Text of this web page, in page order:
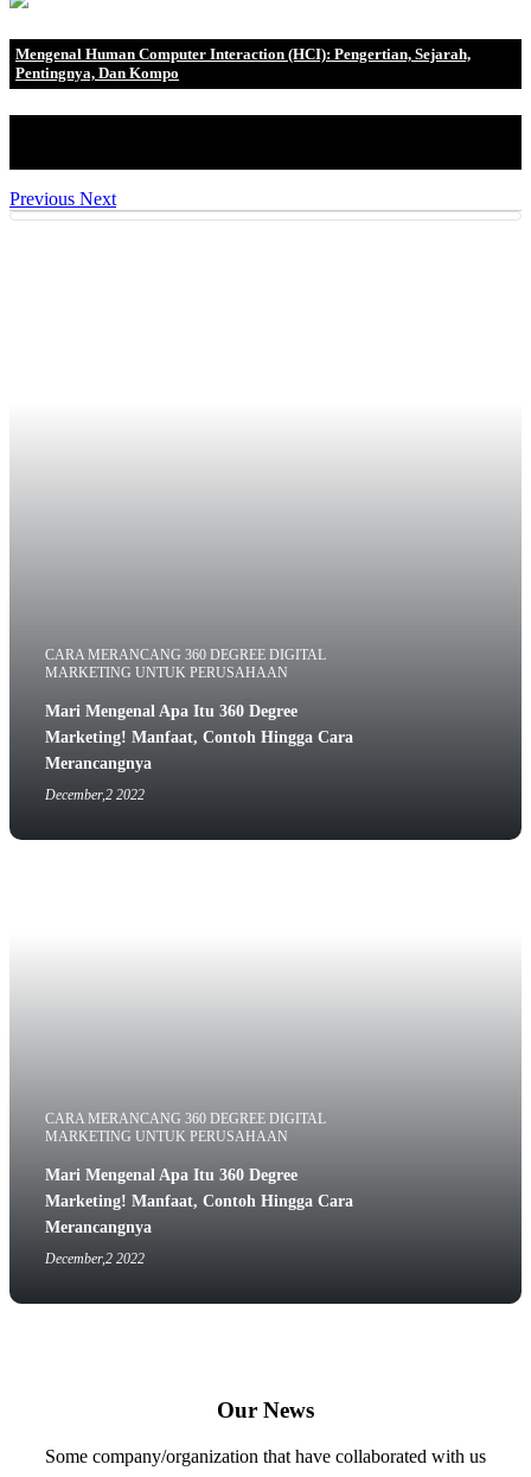
Mengenal Human Computer Interaction (HCI): Pengertian, Sejarah,
Pentingnya, Dan Kompo
Previous Next
CARA MERANCANG 360 DEGREE DIGITAL
MARKETING UNTUK PERUSAHAAN
Mari Mengenal Apa Itu 360 Degree
Marketing! Manfaat, Contoh Hingga Cara
Merancangnya
December,2 2022
CARA MERANCANG 360 DEGREE DIGITAL
MARKETING UNTUK PERUSAHAAN
Mari Mengenal Apa Itu 360 Degree
Marketing! Manfaat, Contoh Hingga Cara
Merancangnya
December,2 2022
Our News
Some company/organization that have collaborated with us